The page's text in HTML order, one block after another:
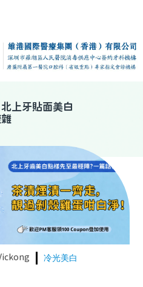
北上牙貼面美白
冷光美白